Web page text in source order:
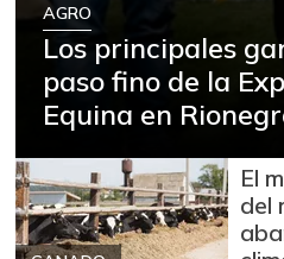
AGRO
Los principales
paso fino de la
Equina en
El
del